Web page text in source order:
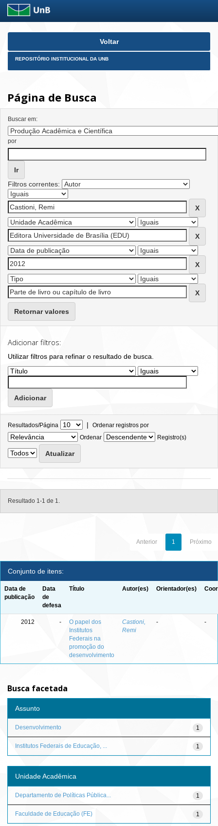
Skip
Voltar
REPOSITÓRIO INSTITUCIONAL DA UNB
Página de Busca
Buscar em:
por
Filtros correntes:
Retornar valores
Adicionar filtros:
Utilizar filtros para refinar o resultado de busca.
Resultados/Página | Ordenar registros por
Ordenar
Registro(s)
Resultado 1-1 de 1.
Anterior 1 Próximo
Conjunto de itens:
Data de
publicação
Data
de
defesa
Título Autor(es) Orientador(es)
2012 -
O papel dos
Institutos
Federais na
promoção do
desenvolvimento
Castioni,
Remi
- -
Busca facetada
Assunto
1
Desenvolvimento
1
Institutos Federais de Educação, ...
Unidade Acadêmica
1
Departamento de Políticas Pública...
1
Faculdade de Educação (FE)